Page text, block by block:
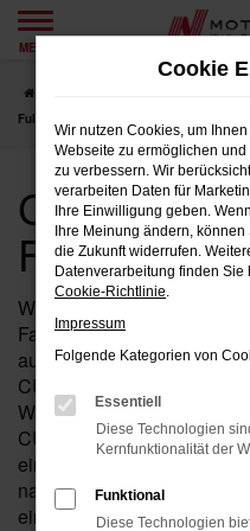
Zum
springen
MENÜ
Fulda bei Motor-Nützel
CUPRA
Fulda bei
Wenn Sie in der Nähe von
Fahrzeug suchen, das
auch einen attraktiven
CUPRA als Jahreswagen
Wahl für Sie. Seit über 90
CUPRA Autohaus in der
eine exklusive Auswahl an
nahezu alle Vorteile eines
einem deutlich
Cookie
Wir nutzen Cookies, um
Webseite zu ermöglichen
zu verbessern. Wir
verarbeiten Daten für
Ihre Einwilligung geben.
Ihre Meinung ändern,
die Zukunft widerrufen.
Datenverarbeitung finden Sie
Cookie-Richtlinie.
Impressum
Folgende Kategorien von
Essentiell
Diese Technologien
Kernfunktionalität der
Funktional
Diese Technologien